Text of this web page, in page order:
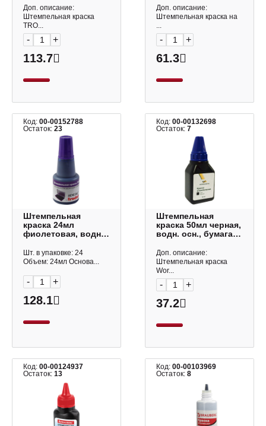
Ideal/Trodat
Доп. описание:
Штемпельная краска
TRO...
- +
113.7
OfficeSpace
Доп. описание:
Штемпельная краска на
...
- +
61.3
Код: 00-00152788
Остаток: 23
Штемпельная
краска 24мл
фиолетовая, водн.-
7014 Ideal/Trodat
Шт. в упаковке: 24
Объем: 24мл Основа...
- +
128.1
Код:00-00132698
Остаток:7
Штемпельная
краска 50мл черная,
водн. осн., бумага
Доп. описание:
Штемпельная краска
Wor...
- +
37.2
Код: 00-00124937
Остаток: 13
Код:00-00103969
Остаток:8